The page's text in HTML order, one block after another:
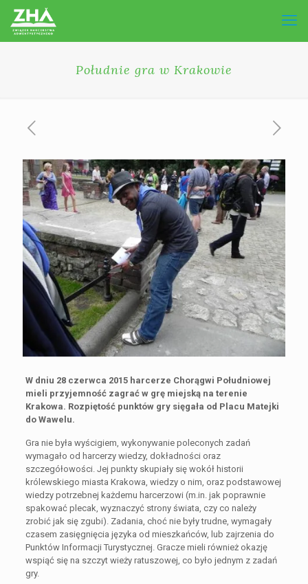
Południe gra w Krakowie
W dniu 28 czerwca 2015 harcerze Chorągwi Południowej
mieli przyjemność zagrać w grę miejską na terenie
Krakowa. Rozpiętość punktów gry sięgała od Placu Matejki
do Wawelu.
Gra nie była wyścigiem, wykonywanie poleconych zadań
wymagało od harcerzy wiedzy, dokładności oraz
szczegółowości. Jej punkty skupiały się wokół historii
królewskiego miasta Krakowa, wiedzy o nim, oraz podstawowej
wiedzy potrzebnej każdemu harcerzowi (m.in. jak poprawnie
spakować plecak, wyznaczyć strony świata, czy co należy
zrobić jak się zgubi). Zadania, choć nie były trudne, wymagały
czasem zasięgnięcia języka od mieszkańców, lub zajrzenia do
Punktów Informacji Turystycznej. Gracze mieli również okazję
wspiąć się na szczyt wieży ratuszowej, co było jednym z zadań
gry.